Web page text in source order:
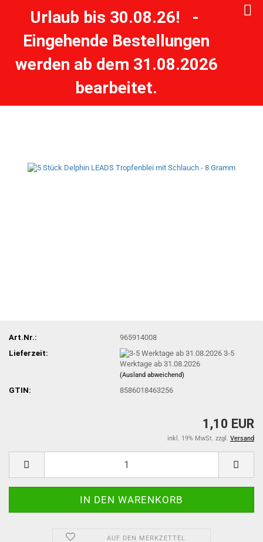
Urlaub bis 30.08.26! -
Eingehende Bestellungen
werden ab dem 31.08.2026
bearbeitet.
5 Stück Delphin LEADS Tropfenblei mit Schlauch - 8
Gramm
Art.Nr.:
965914008
Lieferzeit:
3-5
Werktage ab 31.08.2026
(Ausland abweichend)
GTIN: 8586018463256
1,10 EUR
inkl. 19% MwSt. zzgl. Versand
AUF DEN MERKZETTEL